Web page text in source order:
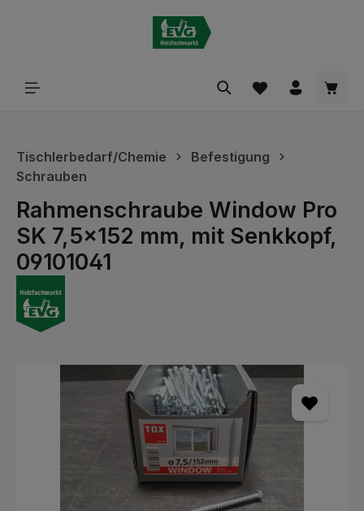
Tischlerbedarf/Chemie
Befestigung
Schrauben
Rahmenschraube Window Pro
SK 7,5x152 mm, mit Senkkopf,
09101041
Bildergalerie überspringen